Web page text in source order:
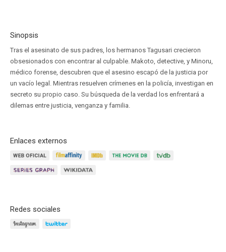
Sinopsis
Tras el asesinato de sus padres, los hermanos Tagusari crecieron
obsesionados con encontrar al culpable. Makoto, detective, y Minoru,
médico forense, descubren que el asesino escapó de la justicia por
un vacío legal. Mientras resuelven crímenes en la policía, investigan en
secreto su propio caso. Su búsqueda de la verdad los enfrentará a
dilemas entre justicia, venganza y familia.
Enlaces externos
Redes sociales